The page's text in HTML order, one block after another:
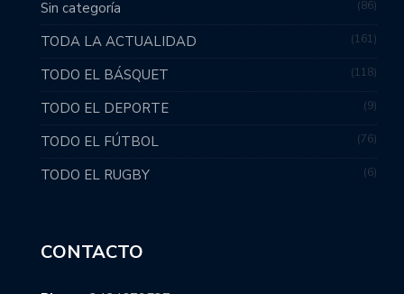
Sin categoría 86
TODA LA ACTUALIDAD 161
TODO EL BÁSQUET 118
TODO EL DEPORTE 9
TODO EL FÚTBOL 76
TODO EL RUGBY 6
CONTACTO